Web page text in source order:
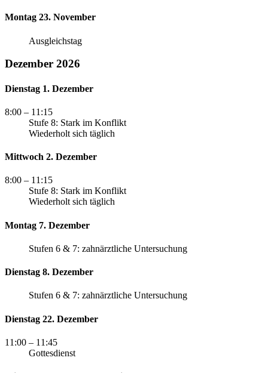
Montag 23. November
Ausgleichstag
Dezember 2026
Dienstag 1. Dezember
8:00 – 11:15
Stufe 8: Stark im Konflikt
Wiederholt sich täglich
Mittwoch 2. Dezember
8:00 – 11:15
Stufe 8: Stark im Konflikt
Wiederholt sich täglich
Montag 7. Dezember
Stufen 6 & 7: zahnärztliche Untersuchung
Dienstag 8. Dezember
Stufen 6 & 7: zahnärztliche Untersuchung
Dienstag 22. Dezember
11:00 – 11:45
Gottesdienst